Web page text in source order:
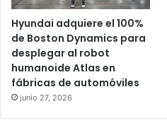
Hyundai adquiere el 100%
de Boston Dynamics para
desplegar al robot
humanoide Atlas en
fábricas de automóviles
junio 27, 2026